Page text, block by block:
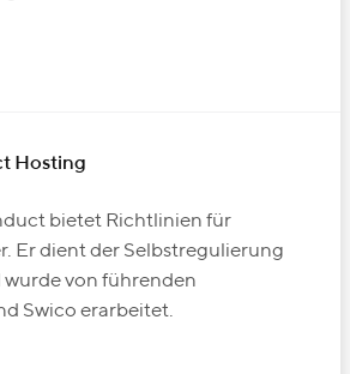
Hosting
bietet Richtlinien für
Er dient der Selbstregulierung
von führenden
Swico erarbeitet.